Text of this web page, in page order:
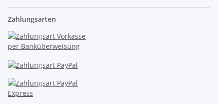
Zahlungsarten